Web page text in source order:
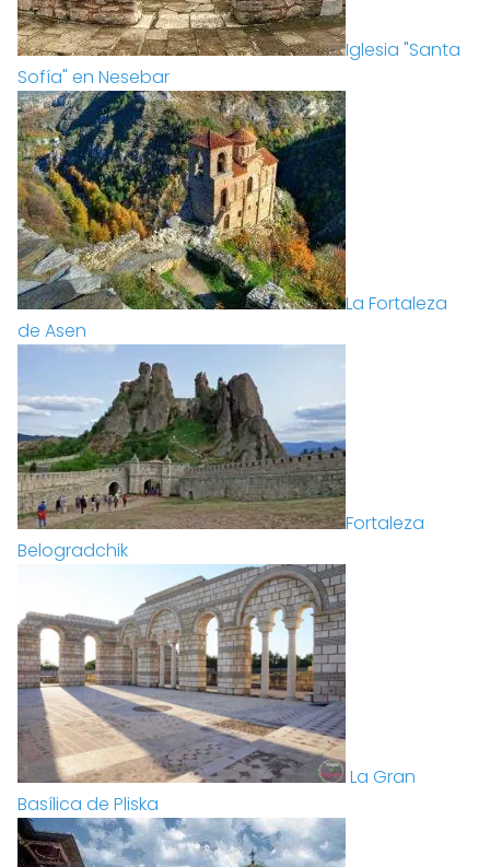
Iglesia "Santa
Sofía" en Nesebar
La Fortaleza
de Asen
Fortaleza
Belogradchik
La Gran
Basílica de Pliska